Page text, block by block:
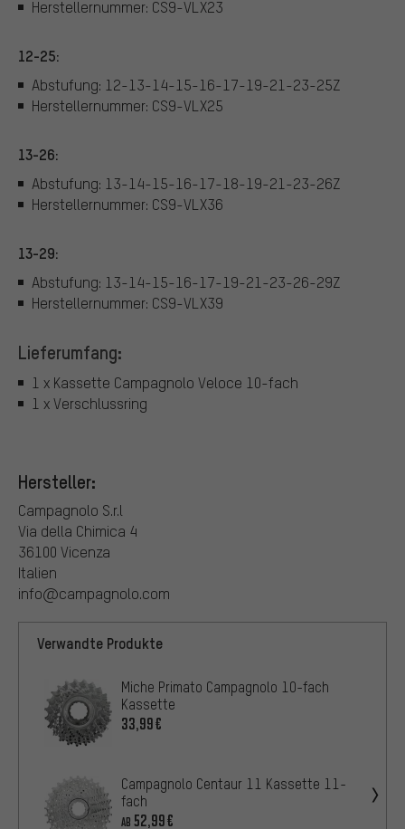
Herstellernummer: CS9-VLX23
12-25:
Abstufung: 12-13-14-15-16-17-19-21-23-25Z
Herstellernummer: CS9-VLX25
13-26:
Abstufung: 13-14-15-16-17-18-19-21-23-26Z
Herstellernummer: CS9-VLX36
13-29:
Abstufung: 13-14-15-16-17-19-21-23-26-29Z
Herstellernummer: CS9-VLX39
Lieferumfang:
1 x Kassette Campagnolo Veloce 10-fach
1 x Verschlussring
Hersteller:
Campagnolo S.r.l
Via della Chimica 4
36100 Vicenza
Italien
info@campagnolo.com
Verwandte Produkte
Miche Primato Campagnolo 10-fach
Kassette
33,99€
Campagnolo Centaur 11 Kassette 11-
fach
AB 52,99€